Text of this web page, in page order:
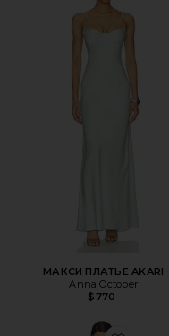
МАКСИ ПЛАТЬЕ AKARI
Anna October
$770